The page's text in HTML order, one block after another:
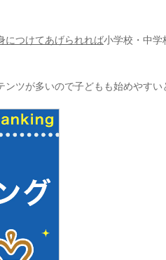
につけてあげられれば小学校・中学
ツが多いので子どもも始めやすい